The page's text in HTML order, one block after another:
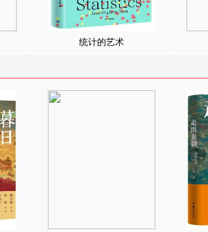
统计的艺术